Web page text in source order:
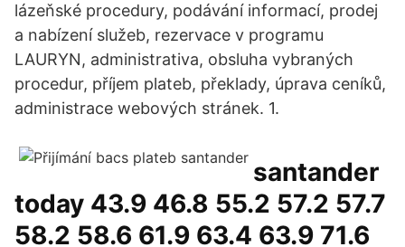
lázeňské procedury, podávání informací, prodej
a nabízení služeb, rezervace v programu
LAURYN, administrativa, obsluha vybraných
procedur, příjem plateb, překlady, úprava ceníků,
administrace webových stránek. 1.
santander
today 43.9 46.8 55.2 57.2 57.7
58.2 58.6 61.9 63.4 63.9 71.6